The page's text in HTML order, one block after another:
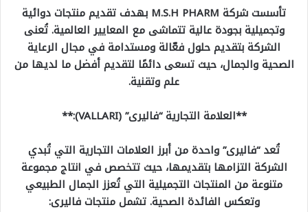
تأسست شركة M.S.H PHARM بهدف تقديم منتجات دوائية
وتجميلية بجودة عالية تتماشى مع المعايير العالمية. تُعنى
الشركة بتقديم حلول فعّالة ومستدامة في مجال الرعاية
الصحية والجمال، حيث تسعى دائمًا لتقديم أفضل ما لديها من
علم وتقنية.
**العلامة التجارية “فاليرى” (VALLARI):**
تُعد “فاليرى” واحدة من أبرز العلامات التجارية التي تُبدي
الشركة التزامها بتقديمها، حيث تتخصص في انتاج مجموعة
متنوعة من المنتجات التجميلية التي تُعزز الجمال الطبيعي
وتعكس الفائدة الصحية. تشمل منتجات فاليرى: